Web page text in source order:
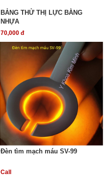
BẢNG THỬ THỊ LỰC BẰNG
NHỰA
70,000 đ
Đèn tìm mạch máu SV-99
Call